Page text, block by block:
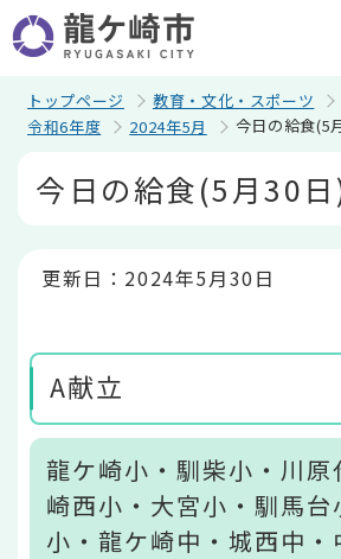
の
ペ
トップページ 教育・文化・スポーツ
令和6年度
2024年5月 今日の給食(5
今日の給食(5月30
更新日：2024年5月30日
A献立
龍ケ崎小・馴柴小・川原
崎西小・大宮小・馴馬台
小・龍ケ崎中・城西中・